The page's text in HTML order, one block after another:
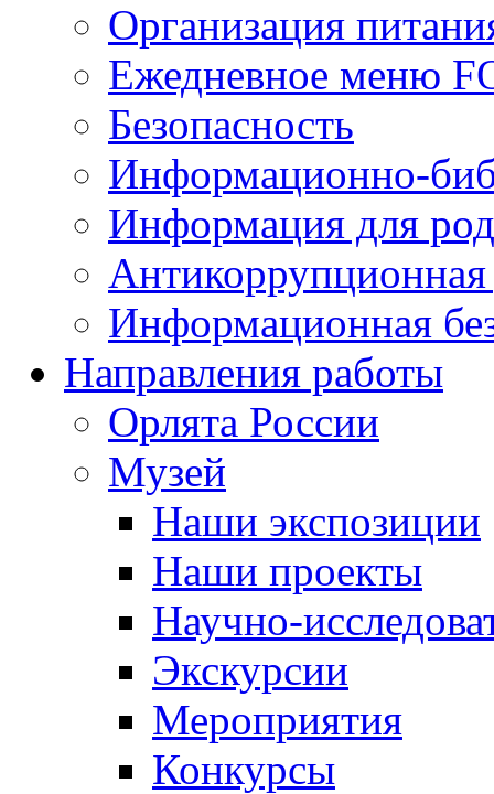
Организация
Ежедневное меню
Безопасность
Информационно-
Информация для
Антикоррупционная
Информационная
Направления работы
Орлята России
Музей
Наши экспозиции
Наши проекты
Научно-
Экскурсии
Мероприятия
Конкурсы